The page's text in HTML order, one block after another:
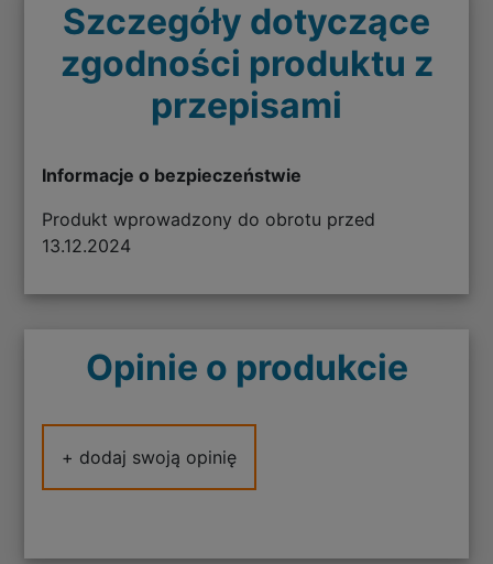
Szczegóły dotyczące
zgodności produktu z
przepisami
Informacje o bezpieczeństwie
Produkt wprowadzony do obrotu przed
13.12.2024
Opinie o produkcie
+ dodaj swoją opinię